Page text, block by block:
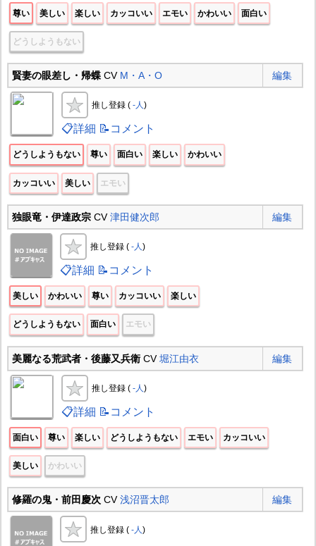
尊い 美しい 楽しい カッコいい エモい かわいい 面白い
どうしようもない
賢妻の眼差し・帰蝶CV M・A・O 編集
推し登録 ( -人)
📋詳細 📝コメント
どうしようもない 尊い 面白い 楽しい かわいい
カッコいい 美しい エモい
独眼竜・伊達政宗CV津田健次郎 編集
推し登録 ( -人)
📋詳細 📝コメント
美しい かわいい 尊い カッコいい 楽しい
どうしようもない 面白い エモい
美麗なる荒武者・後藤又兵衛CV堀江由衣 編集
推し登録 ( -人)
📋詳細 📝コメント
面白い 尊い 楽しい どうしようもない エモい カッコいい
美しい かわいい
修羅の鬼・前田慶次CV浅沼晋太郎 編集
推し登録 ( -人 )